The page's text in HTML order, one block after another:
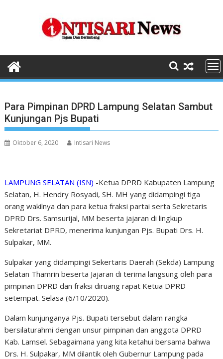
Para Pimpinan DPRD Lampung Selatan Sambut
Kunjungan Pjs Bupati
Oktober 6, 2020 Intisari News
LAMPUNG SELATAN (ISN) -Ketua DPRD Kabupaten Lampung
Selatan, H. Hendry Rosyadi, SH. MH yang didampingi tiga
orang wakilnya dan para ketua fraksi partai serta Sekretaris
DPRD Drs. Samsurijal, MM beserta jajaran di lingkup
Sekretariat DPRD, menerima kunjungan Pjs. Bupati Drs. H.
Sulpakar, MM.
Sulpakar yang didampingi Sekertaris Daerah (Sekda) Lampung
Selatan Thamrin beserta Jajaran di terima langsung oleh para
pimpinan DPRD dan fraksi diruang rapat Ketua DPRD
setempat. Selasa (6/10/2020).
Dalam kunjunganya Pjs. Bupati tersebut dalam rangka
bersilaturahmi dengan unsur pimpinan dan anggota DPRD
Kab. Lamsel. Sebagaimana yang kita ketahui bersama bahwa
Drs. H. Sulpakar, MM dilantik oleh Gubernur Lampung pada